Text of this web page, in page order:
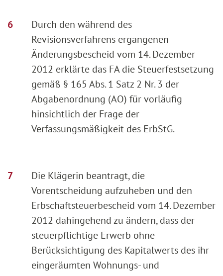
Durch den während des
Revisionsverfahrens ergangenen
Änderungsbescheid vom 14. Dezember
2012 erklärte das FA die Steuerfestsetzung
gemäß § 165 Abs. 1 Satz 2 Nr. 3 der
Abgabenordnung (AO) für vorläufig
hinsichtlich der Frage der
Verfassungsmäßigkeit des ErbStG.
Die Klägerin beantragt, die
Vorentscheidung aufzuheben und den
Erbschaftsteuerbescheid vom 14. Dezember
2012 dahingehend zu ändern, dass der
steuerpflichtige Erwerb ohne
Berücksichtigung des Kapitalwerts des ihr
eingeräumten Wohnungs- und